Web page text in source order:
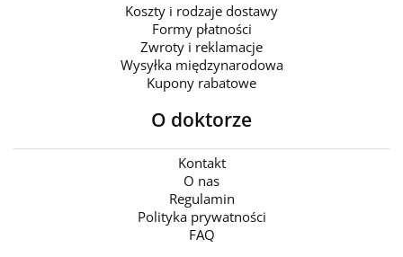
Koszty i rodzaje dostawy
Formy płatności
Zwroty i reklamacje
Wysyłka międzynarodowa
Kupony rabatowe
O doktorze
Kontakt
O nas
Regulamin
Polityka prywatności
FAQ